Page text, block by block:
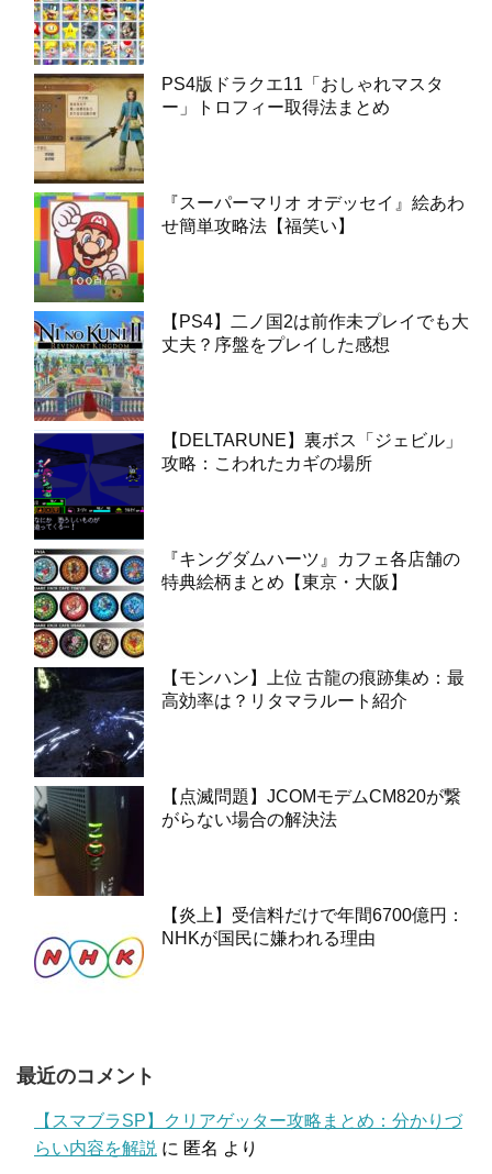
PS4版ドラクエ11「おしゃれマスタ
ー」トロフィー取得法まとめ
『スーパーマリオ オデッセイ』絵あわ
せ簡単攻略法【福笑い】
【PS4】二ノ国2は前作未プレイでも大
丈夫？序盤をプレイした感想
【DELTARUNE】裏ボス「ジェビル」
攻略：こわれたカギの場所
『キングダムハーツ』カフェ各店舗の
特典絵柄まとめ【東京・大阪】
【モンハン】上位 古龍の痕跡集め：最
高効率は？リタマラルート紹介
【点滅問題】JCOMモデムCM820が繋
がらない場合の解決法
【炎上】受信料だけで年間6700億円：
NHKが国民に嫌われる理由
最近のコメント
【スマブラSP】クリアゲッター攻略まとめ：分かりづ
らい内容を解説 に 匿名 より